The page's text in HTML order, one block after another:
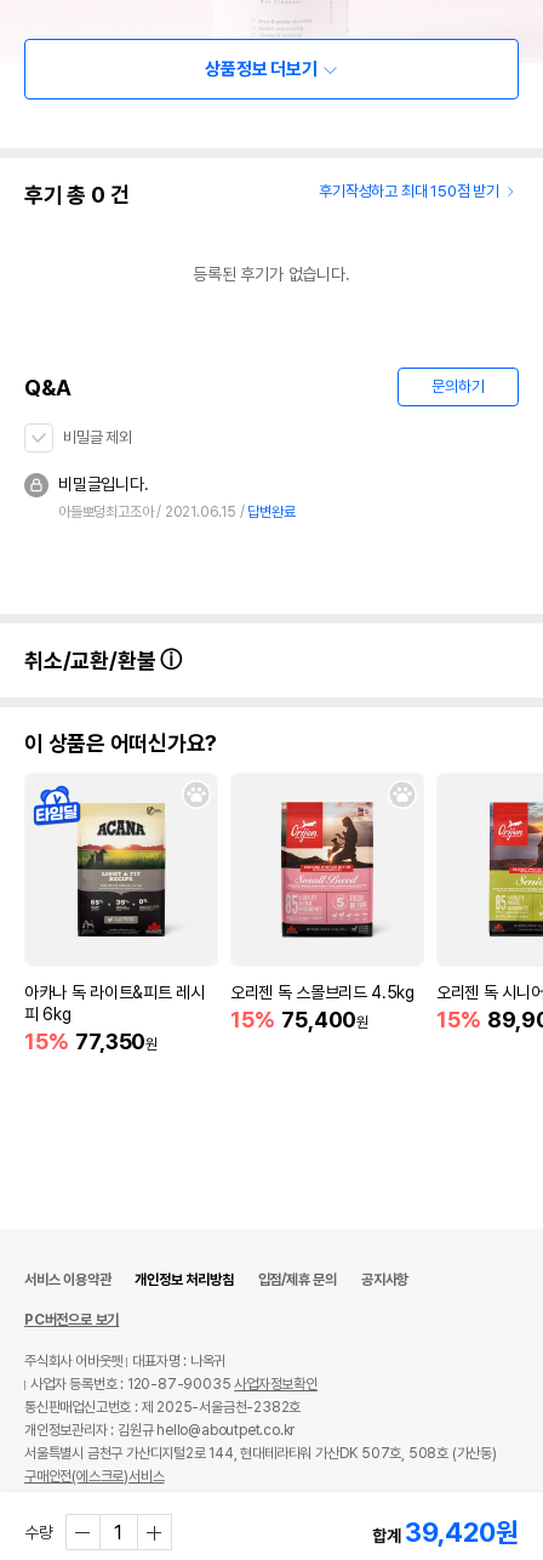
상품정보 더보기
후기 총 0 건 후기작성하고 최대 150점 받기
등록된 후기가 없습니다.
Q&A 문의하기
비밀글 제외
비밀글입니다.
아들뽀덩최고조아 2021.06.15 답변완료
취소/교환/환불
이 상품은 어떠신가요?
아카나 독 라이트&피트 레시
피 6kg
15% 77,350원
오리젠 독 스몰브리드 4.5kg
15% 75,400원
오리젠 독 시니
15%
수량 합계 39,420원
서비스 이용약관 개인정보 처리방침 입점/제휴 문의 공지사항
PC버전으로 보기
주식회사 어바웃펫
대표자명 : 나옥귀
사업자 등록번호 : 120-87-90035사업자정보확인
통신판매업신고번호 : 제 2025-서울금천-2382호
개인정보관리자 : 김원규 hello@aboutpet.co.kr
서울특별시 금천구 가산디지털2로 144, 현대테라타워 가산DK 507호, 508호 (가산동)
구매안전(에스크로)서비스